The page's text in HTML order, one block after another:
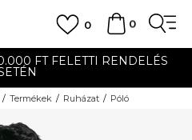
0
0
FT FELETTI RENDELÉS
Termékek Ruházat Póló